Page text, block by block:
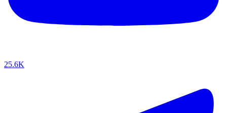
25.6K